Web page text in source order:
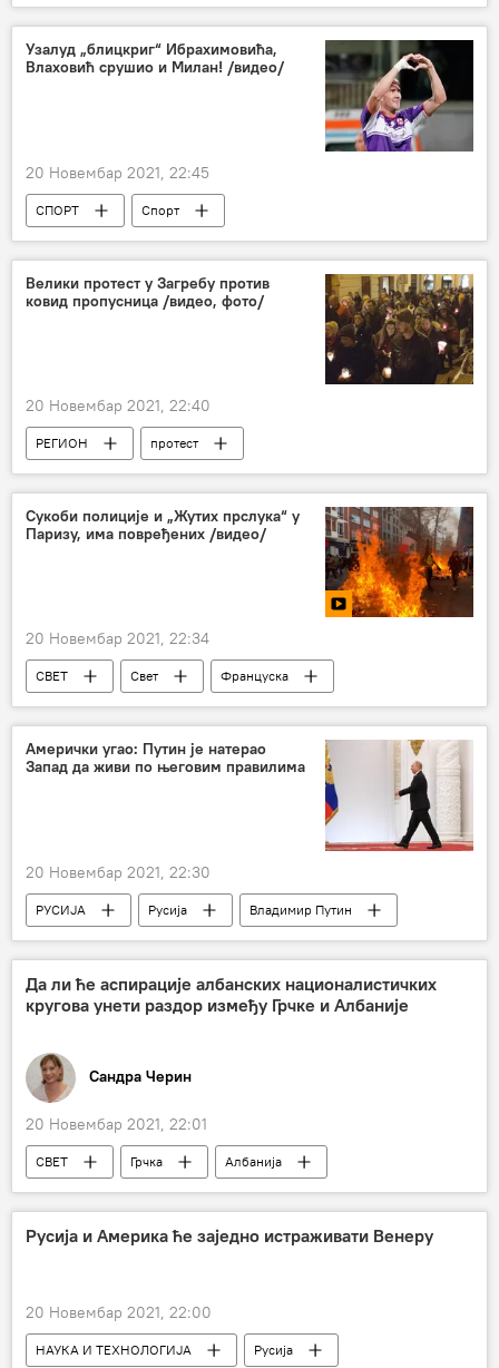
КК Партизан
Кошарка
КК Будућност
Узалуд „блицкриг“ Ибрахимовића,
Влаховић срушио и Милан! /видео/
20 Новембар 2021, 22:45
СПОРТ
Спорт
Златан Ибрахимовић
Милан
Душан Влаховић
Серија А
Фиорентина
Велики протест у Загребу против
ковид пропусница /видео, фото/
20 Новембар 2021, 22:40
РЕГИОН
протест
Регион – политика
Хрватска
Регион
ковид пропуснице
Сукоби полиције и „Жутих прслука“ у
Паризу, има повређених /видео/
20 Новембар 2021, 22:34
СВЕТ Свет
Француска
протест
Париз
нереди
Покрет жути прслуци
Свет – политика
Европа
Амерички угао: Путин је натерао
Запад да живи по његовим правилима
20 Новембар 2021, 22:30
РУСИЈА Русија
Владимир Путин
Политика
Украјина
НАТО
САД
Русија – политика
Волстрит џурнал
Да ли ће аспирације албанских националистичких
кругова унети раздор између Грчке и Албаније
Сандра Черин
20 Новембар 2021, 22:01
СВЕТ Грчка
Албанија
Иљир Мета
Русија и Америка ће заједно истраживати Венеру
20 Новембар 2021, 22:00
НАУКА И ТЕХНОЛОГИЈА Русија